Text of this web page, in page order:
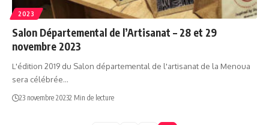
2023
Salon Départemental de l’Artisanat – 28 et 29
novembre 2023
L'édition 2019 du Salon départemental de l'artisanat de la Menoua
sera célébrée…
23 novembre 20232 Min de lecture